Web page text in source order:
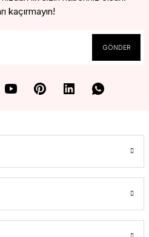
kaçırmayın!
GÖNDER